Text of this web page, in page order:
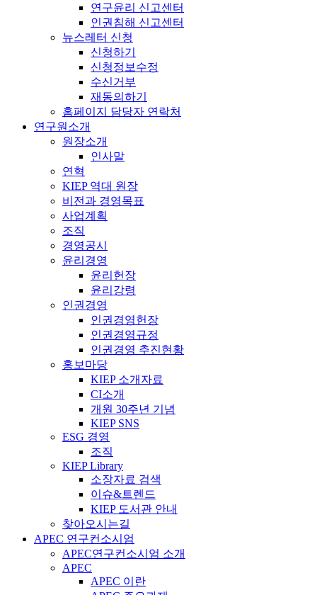
연구윤리 신고센터
인권침해 신고센터
뉴스레터 신청
신청하기
신청정보수정
수신거부
재동의하기
홈페이지 담당자 연락처
연구원소개
원장소개
인사말
연혁
KIEP 역대 원장
비전과 경영목표
사업계획
조직
경영공시
윤리경영
윤리헌장
윤리강령
인권경영
인권경영헌장
인권경영규정
인권경영 추진현황
홍보마당
KIEP 소개자료
CI소개
개원 30주년 기념
KIEP SNS
ESG 경영
조직
KIEP Library
소장자료 검색
이슈&트렌드
KIEP 도서관 안내
찾아오시는길
APEC 연구컨소시엄
APEC연구컨소시엄 소개
APEC
APEC 이란